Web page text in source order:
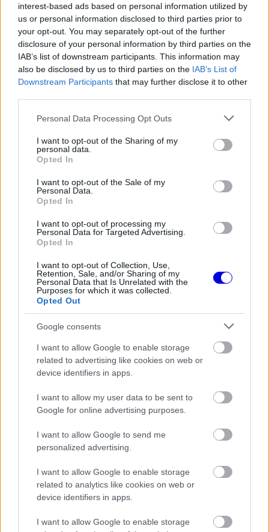
interest-based ads based on personal information utilized by
us or personal information disclosed to third parties prior to
your opt-out. You may separately opt-out of the further
disclosure of your personal information by third parties on the
IAB’s list of downstream participants. This information may
also be disclosed by us to third parties on the IAB’s List of
Downstream Participants that may further disclose it to other
Please note that this website/app uses one or more Google
not limited to your visit or usage behaviour. You may click to
grant or deny consent to Google and its third-party tags to
use your data for below specified purposes in below Google
consent section.
Personal Data Processing Opt Outs
I want to opt-out of the Sharing of my
personal data.
Opted In
I want to opt-out of the Sale of my
Personal Data.
Opted In
I want to opt-out of processing my
Personal Data for Targeted Advertising.
Opted In
I want to opt-out of Collection, Use,
Retention, Sale, and/or Sharing of my
Personal Data that Is Unrelated with the
Purposes for which it was collected.
Opted Out
Google consents
I want to allow Google to enable storage
related to advertising like cookies on web or
device identifiers in apps.
I want to allow my user data to be sent to
Google for online advertising purposes.
I want to allow Google to send me
personalized advertising.
I want to allow Google to enable storage
related to analytics like cookies on web or
device identifiers in apps.
I want to allow Google to enable storage
18 éves brit pilóta egyértelművé tette, hogy
hosszú távú célja a Forma–1 csúcsa, és ezt nem
hangzatos kijelentésnek szánja, hanem tudatos
építkezés eredményének. A The Independentnek
arról beszélt, hogyan tekint a saját jövőjére a
This
modal
window.
The media could not be loaded, either because
is not supported.
„Tényleg világbajnok akarok lenni… nem, ez így
Forma–1-es világbajnok legyek, ez biztos” –
mondta Lindblad.
EZEKET IS AJÁNLJUK
FORMA-1
Súlyos eurómilliókért hallgat a Red
Megvédte az új F1-es szabályokat